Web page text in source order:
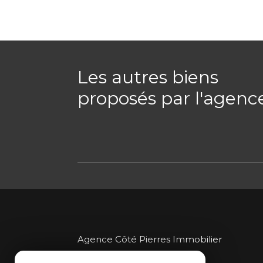
Les autres biens
proposés par
Agence Côté Pierres Immobilier